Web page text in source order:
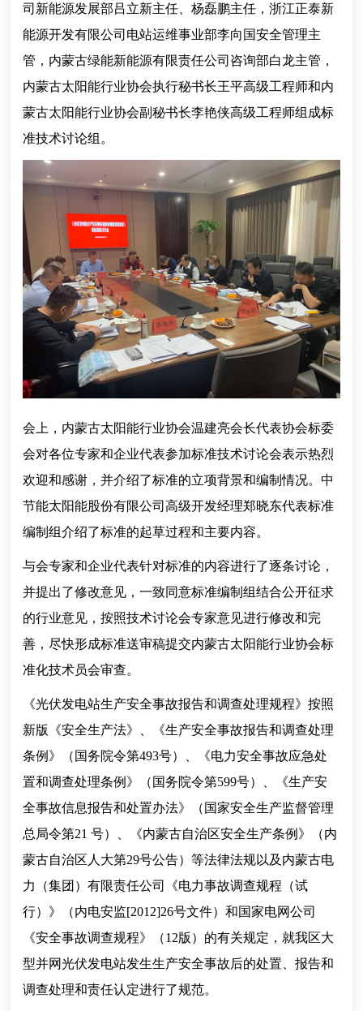
司新能源发展部吕立新主任、杨磊鹏主任，浙江正泰新
能源开发有限公司电站运维事业部李向国安全管理主
管，内蒙古绿能新能源有限责任公司咨询部白龙主管，
内蒙古太阳能行业协会执行秘书长王平高级工程师和内
蒙古太阳能行业协会副秘书长李艳侠高级工程师组成标
准技术讨论组。
会上，内蒙古太阳能行业协会温建亮会长代表协会标委
会对各位专家和企业代表参加标准技术讨论会表示热烈
欢迎和感谢，并介绍了标准的立项背景和编制情况。中
节能太阳能股份有限公司高级开发经理郑晓东代表标准
编制组介绍了标准的起草过程和主要内容。
与会专家和企业代表针对标准的内容进行了逐条讨论，
并提出了修改意见，一致同意标准编制组结合公开征求
的行业意见，按照技术讨论会专家意见进行修改和完
善，尽快形成标准送审稿提交内蒙古太阳能行业协会标
准化技术员会审查。
《光伏发电站生产安全事故报告和调查处理规程》按照
新版《安全生产法》、《生产安全事故报告和调查处理
条例》（国务院令第493号）、《电力安全事故应急处
置和调查处理条例》（国务院令第599号）、《生产安
全事故信息报告和处置办法》（国家安全生产监督管理
总局令第21 号）、《内蒙古自治区安全生产条例》（内
蒙古自治区人大第29号公告）等法律法规以及内蒙古电
力（集团）有限责任公司《电力事故调查规程（试
行）》（内电安监[2012]26号文件）和国家电网公司
《安全事故调查规程》（12版）的有关规定，就我区大
型并网光伏发电站发生生产安全事故后的处置、报告和
调查处理和责任认定进行了规范。